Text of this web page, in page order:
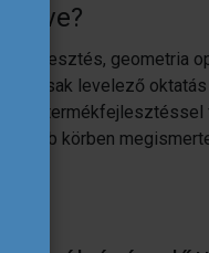
fejlesztés, geometria
csak levelező
körben